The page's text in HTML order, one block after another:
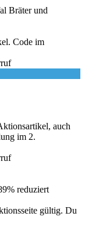
Bräter und
Code im
auch
im 2.
reduziert
gültig. Du